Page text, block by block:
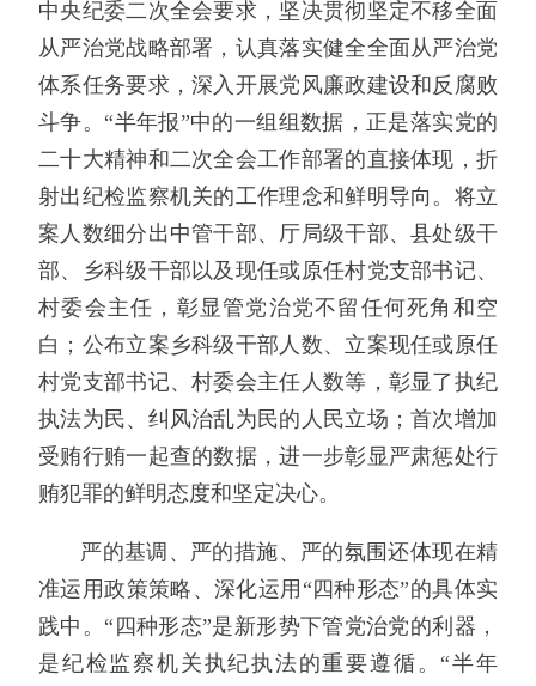
中央纪委二次全会要求，坚决贯彻坚定不移全面
从严治党战略部署，认真落实健全全面从严治党
体系任务要求，深入开展党风廉政建设和反腐败
斗争。“半年报”中的一组组数据，正是落实党的
二十大精神和二次全会工作部署的直接体现，折
射出纪检监察机关的工作理念和鲜明导向。将立
案人数细分出中管干部、厅局级干部、县处级干
部、乡科级干部以及现任或原任村党支部书记、
村委会主任，彰显管党治党不留任何死角和空
白；公布立案乡科级干部人数、立案现任或原任
村党支部书记、村委会主任人数等，彰显了执纪
执法为民、纠风治乱为民的人民立场；首次增加
受贿行贿一起查的数据，进一步彰显严肃惩处行
贿犯罪的鲜明态度和坚定决心。
严的基调、严的措施、严的氛围还体现在精
准运用政策策略、深化运用“四种形态”的具体实
践中。“四种形态”是新形势下管党治党的利器，
是纪检监察机关执纪执法的重要遵循。“半年